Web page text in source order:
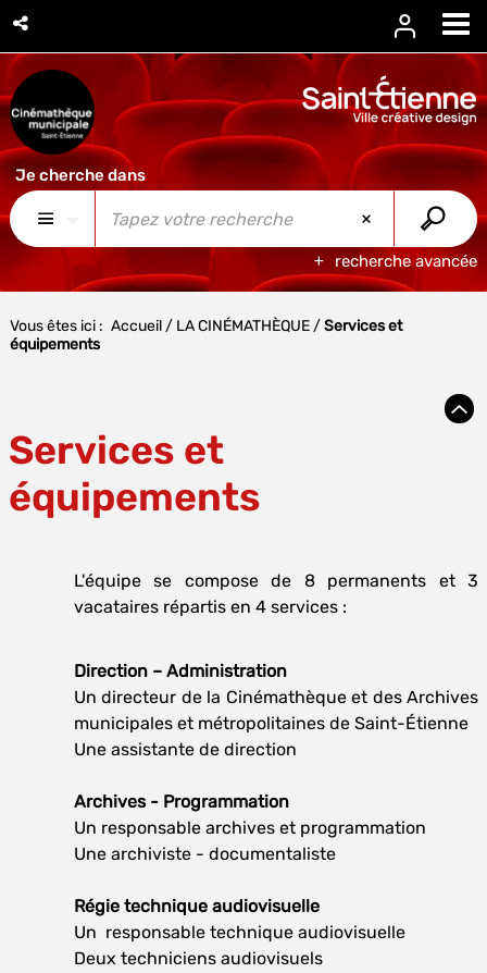
recherche avancée
Vous êtes ici : Accueil/ LA CINÉMATHÈQUE/Services et
équipements
Services et
équipements
L'équipe se compose de 8 permanents et 3
vacataires répartis en 4 services :
Direction – Administration
Un directeur de la Cinémathèque et des Archives
municipales et métropolitaines de Saint-Étienne
Une assistante de direction
Archives - Programmation
Un responsable archives et programmation
Une archiviste - documentaliste
Régie technique audiovisuelle
Un responsable technique audiovisuelle
Deux techniciens audiovisuels